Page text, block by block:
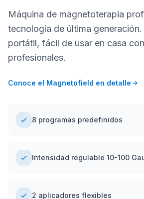
Máquina de magnetoterapia
tecnología de última
portátil, fácil de usar en casa
profesionales.
Conoce el Magnetofield en detalle
8 programas predefinidos
Intensidad regulable 10-100
2 aplicadores flexibles